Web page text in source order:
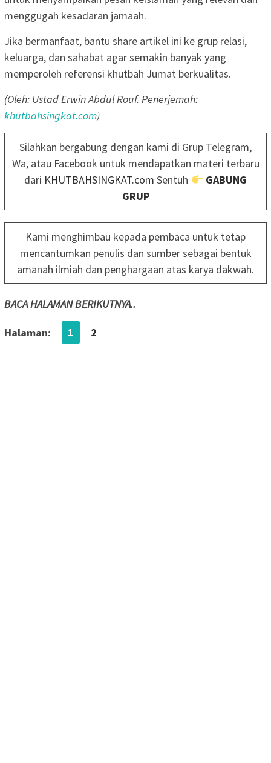
menggugah kesadaran jamaah.
Jika bermanfaat, bantu share artikel ini ke grup relasi,
keluarga, dan sahabat agar semakin banyak yang
memperoleh referensi khutbah Jumat berkualitas.
(Oleh: Ustad Erwin Abdul Rouf. Penerjemah:
khutbahsingkat.com)
Silahkan bergabung dengan kami di Grup Telegram,
Wa, atau Facebook untuk mendapatkan materi terbaru
dari KHUTBAHSINGKAT.com Sentuh
GABUNG
GRUP
Kami menghimbau kepada pembaca untuk tetap
mencantumkan penulis dan sumber sebagai bentuk
amanah ilmiah dan penghargaan atas karya dakwah.
BACA HALAMAN BERIKUTNYA..
Halaman: 1 2